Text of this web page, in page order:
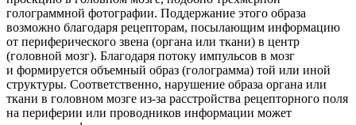
голограммной фотографии. Поддержание этого образа
возможно благодаря рецепторам, посылающим информацию
от периферического звена (органа или ткани) в центр
(головной мозг). Благодаря потоку импульсов в мозг
и формируется объемный образ (голограмма) той или иной
структуры. Соответственно, нарушение образа органа или
ткани в головном мозге из-за расстройства рецепторного поля
на периферии или проводников информации может